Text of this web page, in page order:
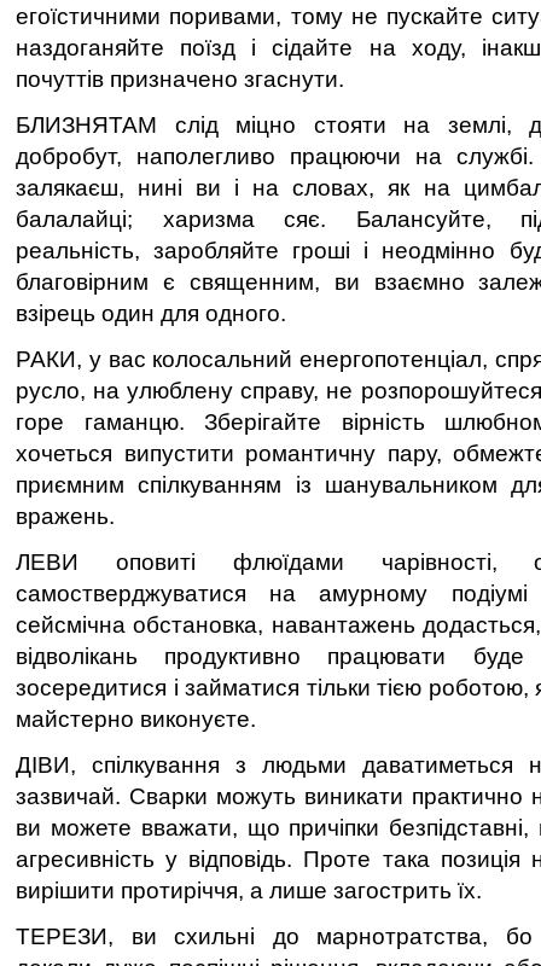
егоїстичними поривами, тому не пускайте
наздоганяйте поїзд і сідайте на ходу,
почуттів призначено згаснути.
БЛИЗНЯТАМ слід міцно стояти на землі,
добробут, наполегливо працюючи на
залякаєш, нині ви і на словах, як на
балалайці; харизма сяє. Балансуйте,
реальність, заробляйте гроші і неодмінно
благовірним є священним, ви взаємно
взірець один для одного.
РАКИ, у вас колосальний енергопотенціал,
русло, на улюблену справу, не
горе гаманцю. Зберігайте вірність
хочеться випустити романтичну пару,
приємним спілкуванням із шанувальником
вражень.
ЛЕВИ оповиті флюїдами чарівності,
самостверджуватися на амурному
сейсмічна обстановка, навантажень
відволікань продуктивно працювати
зосередитися і займатися тільки тією роботою,
майстерно виконуєте.
ДІВИ, спілкування з людьми даватиметься
зазвичай. Сварки можуть виникати практично
ви можете вважати, що причіпки
агресивність у відповідь. Проте така
вирішити протиріччя, а лише загострить їх.
ТЕРЕЗИ, ви схильні до марнотратства, бо